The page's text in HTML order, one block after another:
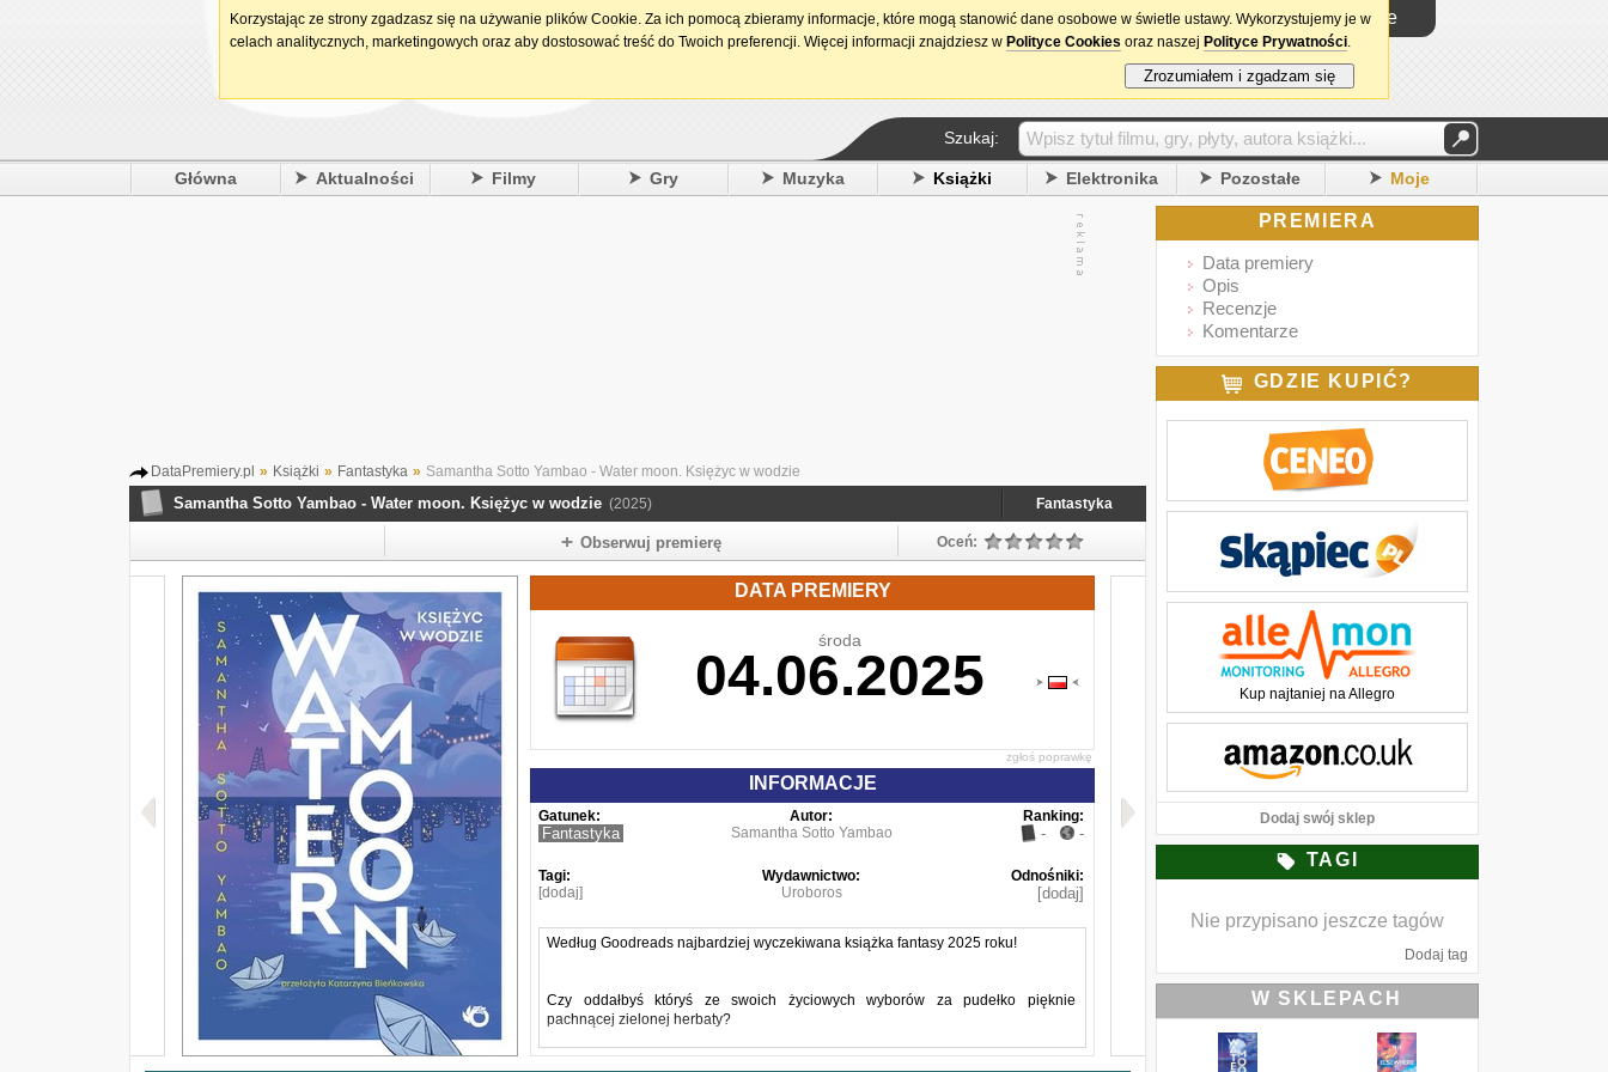
15. urodziny DataPremiery.pl Logowanie
Szukaj:
Główna Aktualności Filmy Gry Muzyka Książki Elektronika Pozostałe Moje
DataPremiery.pl » Książki » Fantastyka » Samantha Sotto Yambao - Water moon. Księżyc w wodzie
Samantha Sotto Yambao - Water moon. Księżyc w wodzie (2025) Fantastyka
Obserwuj premierę Oceń:
DATA PREMIERY
środa
04.06.2025
zgłoś poprawkę
INFORMACJE
Gatunek:
Fantastyka
Autor:
Samantha Sotto Yambao
Ranking:
- -
Tagi:
[dodaj]
Wydawnictwo:
Uroboros
Odnośniki:
[dodaj]
Według Goodreads najbardziej wyczekiwana książka fantasy 2025 roku!
Czy oddałbyś któryś ze swoich życiowych wyborów za pudełko pięknie
pachnącej zielonej herbaty?
PREMIERA
Data premiery
Opis
Recenzje
Komentarze
GDZIE KUPIĆ?
Kup najtaniej na Allegro
Dodaj swój sklep
TAGI
Nie przypisano jeszcze tagów
Dodaj tag
W SKLEPACH
Korzystając ze strony zgadzasz się na używanie plików Cookie. Za ich pomocą zbieramy informacje, które mogą stanowić dane osobowe w świetle ustawy. Wykorzystujemy je w
celach analitycznych, marketingowych oraz aby dostosować treść do Twoich preferencji. Więcej informacji znajdziesz w Polityce Cookies oraz naszej Polityce Prywatności.
Zrozumiałem i zgadzam się